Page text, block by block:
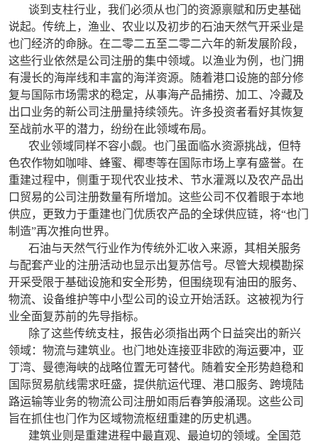
谈到支柱行业，我们必须从也门的资源禀赋和历史基础
说起。传统上，渔业、农业以及初步的石油天然气开采业是
也门经济的命脉。在二零二五至二零二六年的新发展阶段，
这些行业依然是公司注册的集中领域。以渔业为例，也门拥
有漫长的海岸线和丰富的海洋资源。随着港口设施的部分修
复与国际市场需求的稳定，从事海产品捕捞、加工、冷藏及
出口业务的新公司注册量持续领先。许多投资者看好其恢复
至战前水平的潜力，纷纷在此领域布局。
农业领域同样不容小觑。也门虽面临水资源挑战，但特
色农作物如咖啡、蜂蜜、椰枣等在国际市场上享有盛誉。在
重建过程中，侧重于现代农业技术、节水灌溉以及农产品出
口贸易的公司注册数量有所增加。这些公司不仅着眼于本地
供应，更致力于重建也门优质农产品的全球供应链，将“也门
制造”再次推向世界。
石油与天然气行业作为传统外汇收入来源，其相关服务
与配套产业的注册活动也显示出复苏信号。尽管大规模勘探
开采受限于基础设施和安全形势，但围绕现有油田的服务、
物流、设备维护等中小型公司的设立开始活跃。这被视为行
业全面复苏前的先导指标。
除了这些传统支柱，报告必须指出两个日益突出的新兴
领域：物流与建筑业。也门地处连接亚非欧的海运要冲，亚
丁湾、曼德海峡的战略位置无可替代。随着安全形势趋稳和
国际贸易航线需求旺盛，提供航运代理、港口服务、跨境陆
路运输等业务的物流公司注册如雨后春笋般涌现。这些公司
旨在抓住也门作为区域物流枢纽重建的历史机遇。
建筑业则是重建进程中最直观、最迫切的领域。全国范